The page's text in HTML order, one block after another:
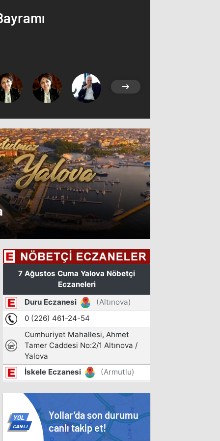
Yollar’da son durumu
canlı takip et!
YOL
CANLI